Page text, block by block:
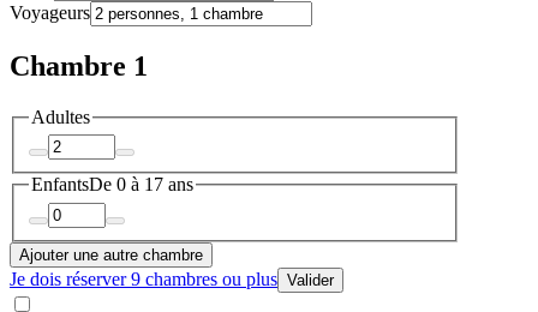
Voyageurs
Chambre 1
Adultes
EnfantsDe 0 à 17 ans
Ajouter une autre chambre
Je dois réserver 9 chambres ou plus Valider